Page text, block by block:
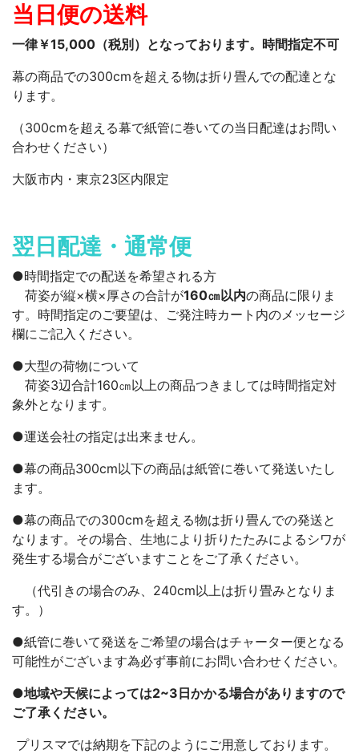
当日便の送料
一律￥15,000（税別）となっております。時間指定不可
幕の商品での300cmを超える物は折り畳んでの配達とな
ります。
（300cmを超える幕で紙管に巻いての当日配達はお問い
合わせください）
大阪市内・東京23区内限定
翌日配達・通常便
●時間指定での配送を希望される方
荷姿が縦×横×厚さの合計が160㎝以内の商品に限りま
す。時間指定のご要望は、ご発注時カート内のメッセージ
欄にご記入ください。
●大型の荷物について
荷姿3辺合計160㎝以上の商品つきましては時間指定対
象外となります。
●運送会社の指定は出来ません。
●幕の商品300cm以下の商品は紙管に巻いて発送いたし
ます。
●幕の商品での300cmを超える物は折り畳んでの発送と
なります。その場合、生地により折りたたみによるシワが
発生する場合がございますことをご了承ください。
（代引きの場合のみ、240cm以上は折り畳みとなりま
す。）
●紙管に巻いて発送をご希望の場合はチャーター便となる
可能性がございます為必ず事前にお問い合わせください。
●地域や天候によっては2~3日かかる場合がありますので
ご了承ください。
プリスマでは納期を下記のようにご用意しております。